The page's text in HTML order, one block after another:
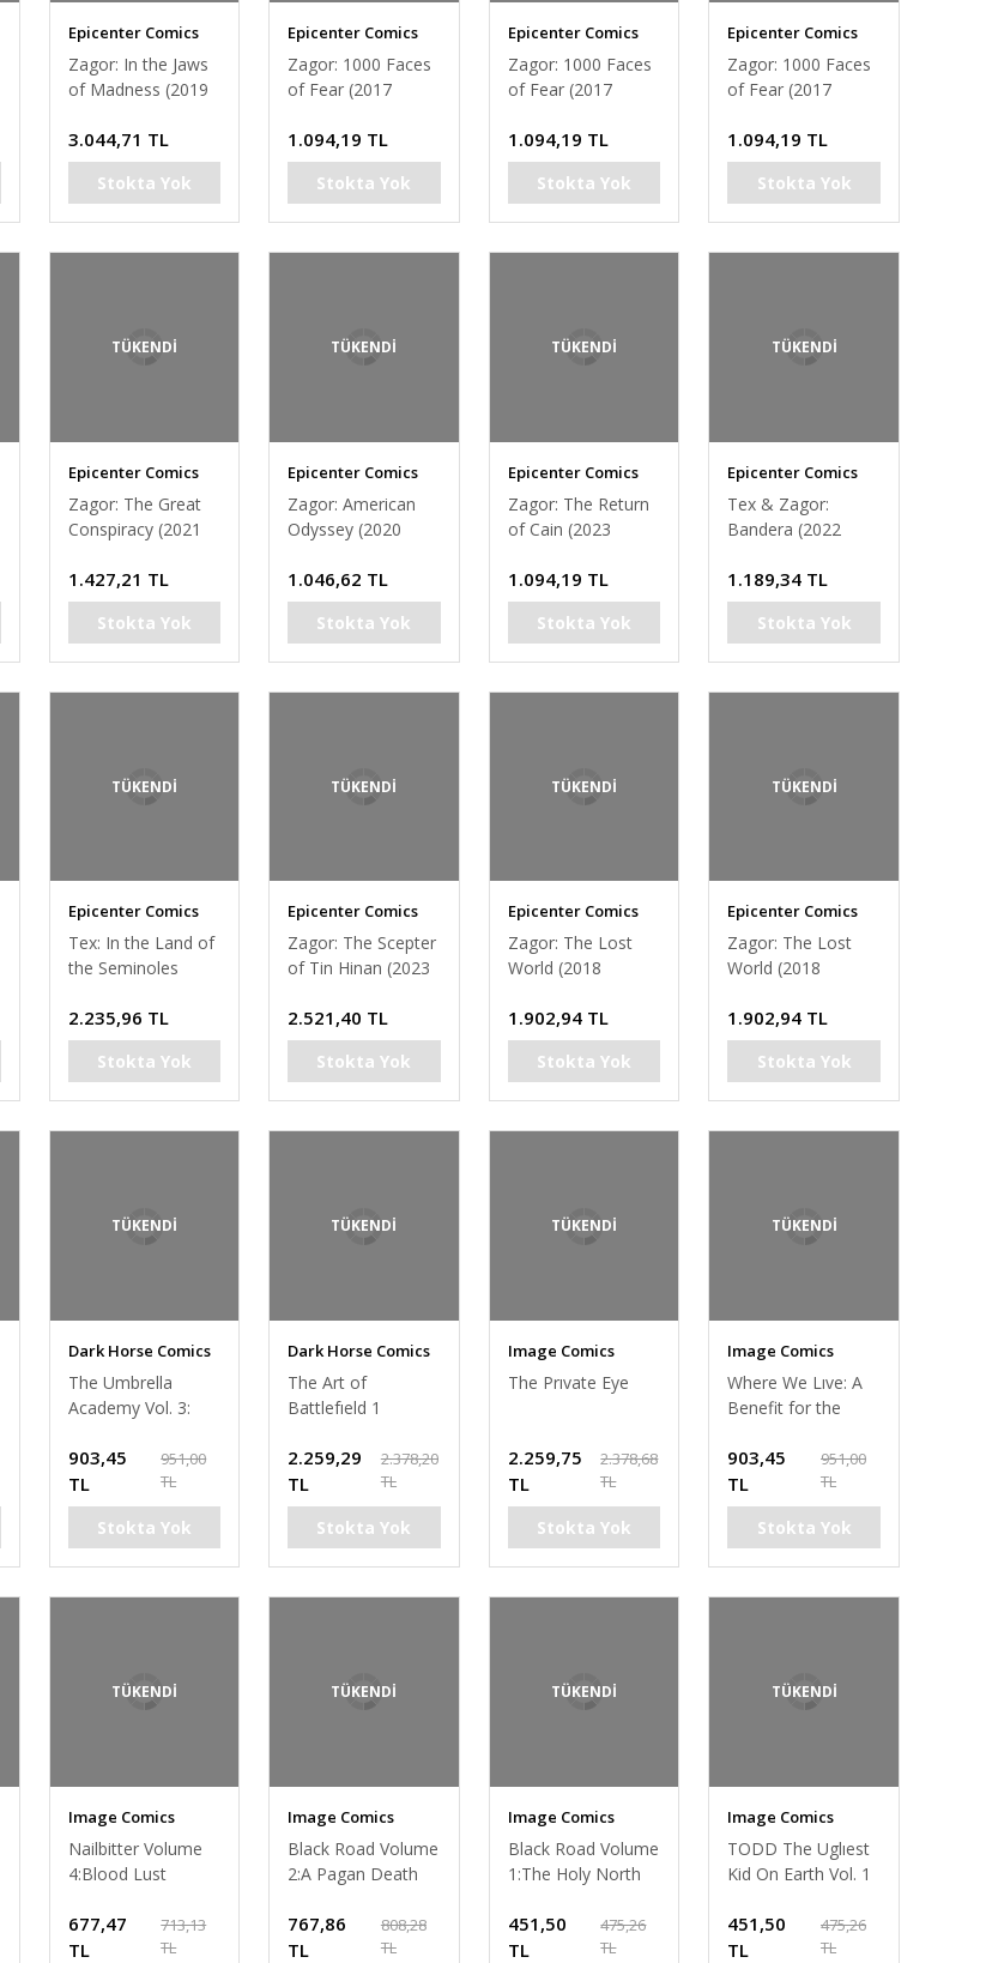
Epicenter Comics
Zagor: In the Jaws
of Madness (2019
cover)
3.044,71 TL
Stokta Yok
Epicenter Comics
Zagor: 1000 Faces
of Fear (2017
(Andreucci cover)
1.094,19 TL
Stokta Yok
Epicenter Comics
Zagor: 1000 Faces
of Fear (2017
(Frisenda cover)
1.094,19 TL
Stokta Yok
Epicenter Comics
Zagor: 1000 Faces
of Fear (2017
cover)
1.094,19 TL
Stokta Yok
TÜKENDİ
Epicenter Comics
Zagor: The Great
Conspiracy (2021
cover)
1.427,21 TL
Stokta Yok
TÜKENDİ
Epicenter Comics
Zagor: American
Odyssey (2020
1.046,62 TL
Stokta Yok
TÜKENDİ
Epicenter Comics
Zagor: The Return
of Cain (2023
1.094,19 TL
Stokta Yok
TÜKENDİ
Epicenter Comics
Tex & Zagor:
Bandera (2022
1.189,34 TL
Stokta Yok
TÜKENDİ
Epicenter Comics
Tex: In the Land of
the Seminoles
(Carnevale cover)
2.235,96 TL
Stokta Yok
TÜKENDİ
Epicenter Comics
Zagor: The Scepter
of Tin Hinan (2023
2.521,40 TL
Stokta Yok
TÜKENDİ
Epicenter Comics
Zagor: The Lost
World (2018
cover)
1.902,94 TL
Stokta Yok
TÜKENDİ
Epicenter Comics
Zagor: The Lost
World (2018
Martinière cover)
1.902,94 TL
Stokta Yok
TÜKENDİ
Dark Horse Comics
The Umbrella
Academy Vol. 3:
903,45
TL
951,00
TL
Stokta Yok
TÜKENDİ
Dark Horse Comics
The Art of
Battlefıeld 1
2.259,29
TL
2.378,20
TL
Stokta Yok
TÜKENDİ
Image Comics
The Prıvate Eye
2.259,75
TL
2.378,68
TL
Stokta Yok
TÜKENDİ
Image Comics
Where We Lıve: A
Benefit for the
Vegas
903,45
TL
951,00
TL
Stokta Yok
TÜKENDİ
Image Comics
Nailbitter Volume
4:Blood Lust
677,47
TL
713,13
TL
TÜKENDİ
Image Comics
Black Road Volume
2:A Pagan Death
767,86
TL
808,28
TL
TÜKENDİ
Image Comics
Black Road Volume
1:The Holy North
451,50
TL
475,26
TL
TÜKENDİ
Image Comics
TODD The Uglıest
Kid On Earth Vol. 1
451,50
TL
475,26
TL